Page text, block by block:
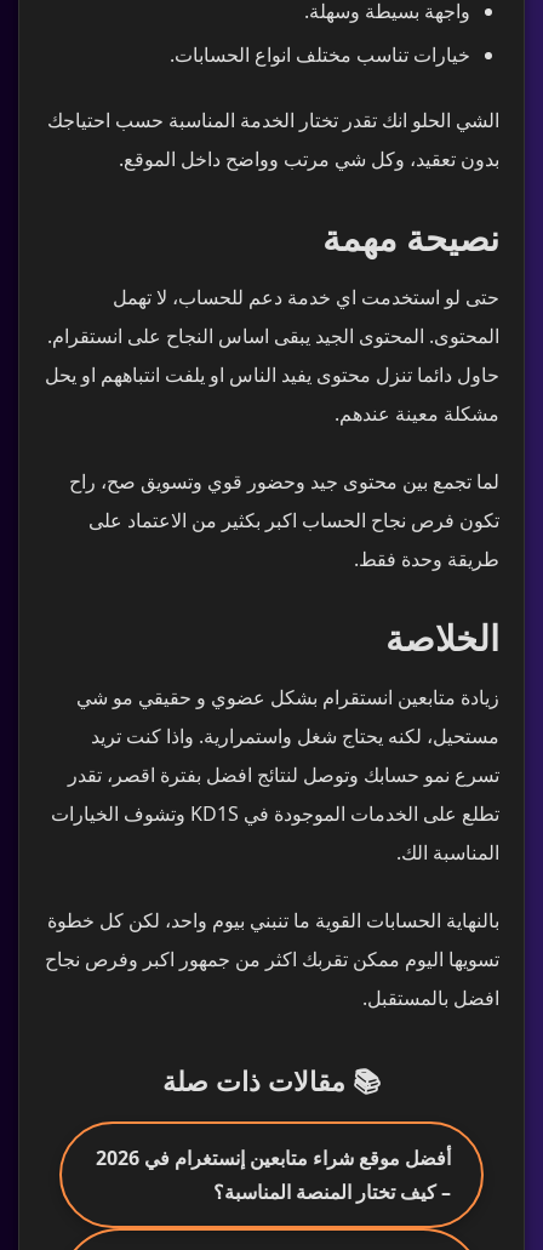
واجهة بسيطة وسهلة.
خيارات تناسب مختلف انواع الحسابات.
الشي الحلو انك تقدر تختار الخدمة المناسبة حسب احتياجك
بدون تعقيد، وكل شي مرتب وواضح داخل الموقع.
نصيحة مهمة
حتى لو استخدمت اي خدمة دعم للحساب، لا تهمل
المحتوى. المحتوى الجيد يبقى اساس النجاح على انستقرام.
حاول دائما تنزل محتوى يفيد الناس او يلفت انتباههم او يحل
مشكلة معينة عندهم.
لما تجمع بين محتوى جيد وحضور قوي وتسويق صح، راح
تكون فرص نجاح الحساب اكبر بكثير من الاعتماد على
طريقة وحدة فقط.
الخلاصة
زيادة متابعين انستقرام بشكل عضوي و حقيقي مو شي
مستحيل، لكنه يحتاج شغل واستمرارية. واذا كنت تريد
تسرع نمو حسابك وتوصل لنتائج افضل بفترة اقصر، تقدر
تطلع على الخدمات الموجودة في KD1S وتشوف الخيارات
المناسبة الك.
بالنهاية الحسابات القوية ما تنبني بيوم واحد، لكن كل خطوة
تسويها اليوم ممكن تقربك اكثر من جمهور اكبر وفرص نجاح
افضل بالمستقبل.
📚 مقالات ذات صلة
أفضل موقع شراء متابعين إنستغرام في 2026
– كيف تختار المنصة المناسبة؟